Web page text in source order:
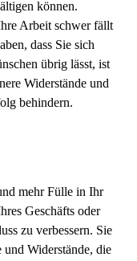
können.
Arbeit schwer fällt
dass Sie sich
übrig lässt, ist
Widerstände und
behindern.
mehr Fülle in Ihr
Geschäfts oder
zu verbessern. Sie
und Widerstände, die